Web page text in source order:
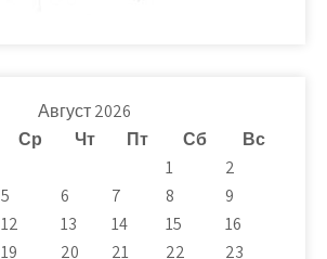
Август 2026
Ср Чт Пт Сб
Вс
1
2
5 6 7 8
9
12 13 14 15
16
19 20 21 22 23